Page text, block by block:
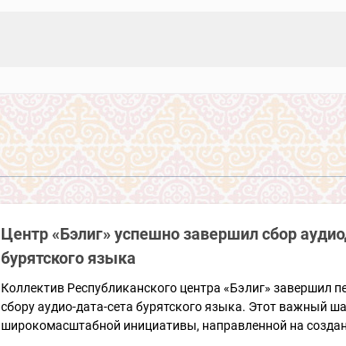
Центр «Бэлиг» успешно завершил сбор
бурятского языка
Коллектив Республиканского центра «Бэлиг» завершил
сбору аудио-дата-сета бурятского языка. Этот важный
широкомасштабной инициативы, направленной на